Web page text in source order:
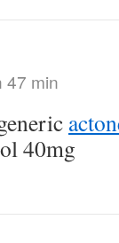
47 min
40mg